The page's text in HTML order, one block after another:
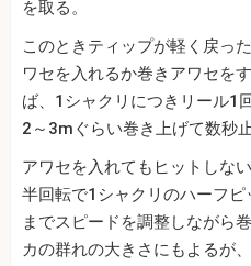
を取る。
このときティップが軽く戻っ
ワセを入れるか巻きアワセを
ば、1シャクリにつきリール1
2～3mぐらい巻き上げて数秒止
アワセを入れてもヒットしな
半回転で1シャクリのハーフ
までスピードを調整しながら
カの群れの大きさにもよるが